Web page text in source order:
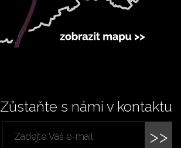
Zůstaňte s námi v kontaktu
>>